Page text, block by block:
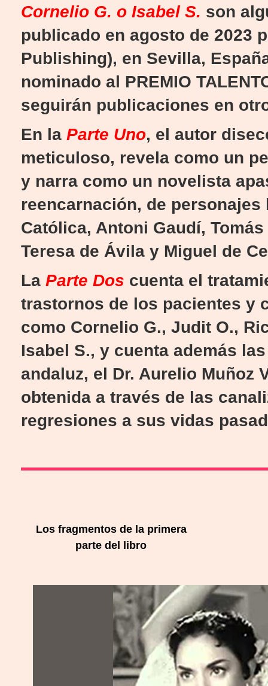
Cornelio G. o Isabel S. son
publicado en agosto de 2023
Publishing), en Sevilla,
nominado al PREMIO
seguirán publicaciones en
En la Parte Uno, el autor
meticuloso, revela como un
y narra como un novelista
reencarnación, de
Católica, Antoni Gaudí,
Teresa de Ávila y Miguel de
La Parte Dos cuenta el
trastornos de los pacientes y
como Cornelio G., Judit O.,
Isabel S., y cuenta además
andaluz, el Dr. Aurelio Muñoz
obtenida a través de las
regresiones a sus vidas
Los fragmentos de la primera
parte del libro